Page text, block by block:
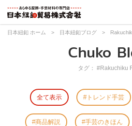
日本紐釦 ホーム > 日本紐釦ブログ >
Chuko
タグ： #Rakuchiku
全て表示 トレンド手芸
商品解説 手芸のきほん